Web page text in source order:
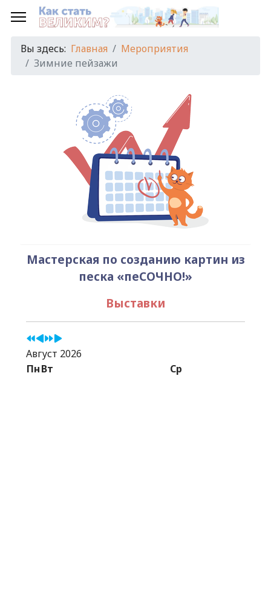
Вы здесь: Главная
Мероприятия
Зимние пейзажи
Мастерская по созданию картин из
песка «пеСОЧНО!»
Выставки
годмесяц
годмесяц
Август 2026
ПнВт Ср